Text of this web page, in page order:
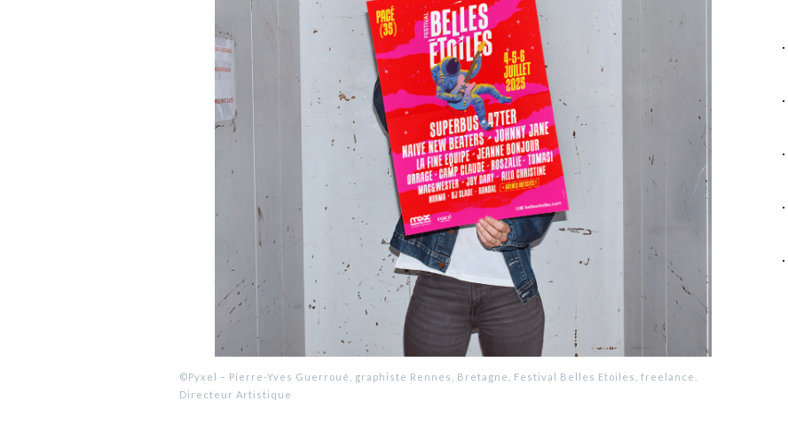
©Pyxel – Pierre-Yves Guerroué, graphiste Rennes, Bretagne, Festival Belles Etoiles, freelance,
Directeur Artistique